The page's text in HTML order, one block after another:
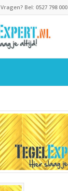
Vragen? Bel: 0527 798 000